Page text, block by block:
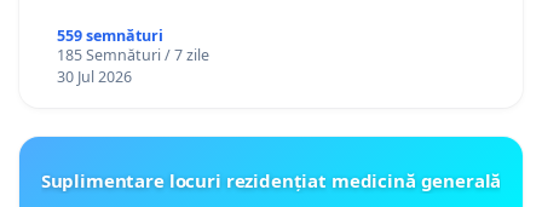
559 semnături
185 Semnături / 7 zile
30 Jul 2026
Suplimentare locuri rezidențiat medicină generală